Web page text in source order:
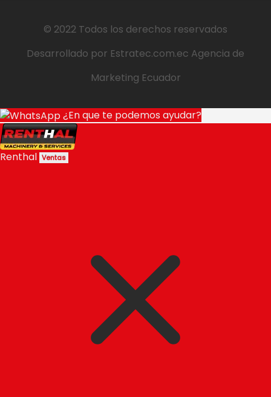
© 2022 Todos los derechos reservados
Desarrollado por Estratec.com.ec Agencia de
Marketing Ecuador
¿En que te podemos ayudar?
Renthal Ventas